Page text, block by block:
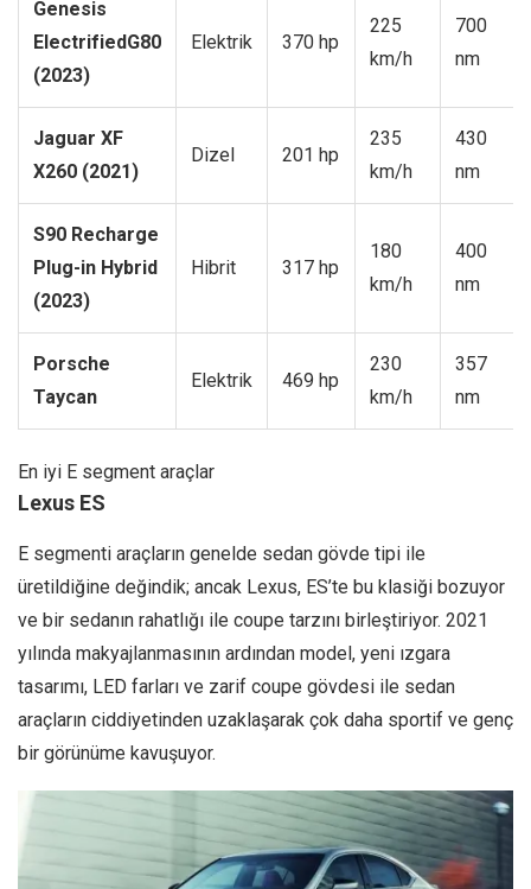
Genesis
ElectrifiedG80
(2023)
Elektrik 370 hp
225
km/h
700
nm
Jaguar XF
X260 (2021)
Dizel 201 hp
235
km/h
430
nm
S90 Recharge
Plug-in Hybrid
(2023)
Hibrit 317 hp
180
km/h
400
nm
Porsche
Taycan
Elektrik 469 hp
230
km/h
357
nm
En iyi E segment araçlar
Lexus ES
E segmenti araçların genelde sedan gövde tipi ile
üretildiğine değindik; ancak Lexus, ES’te bu klasiği bozuyor
ve bir sedanın rahatlığı ile coupe tarzını birleştiriyor. 2021
yılında makyajlanmasının ardından model, yeni ızgara
tasarımı, LED farları ve zarif coupe gövdesi ile sedan
araçların ciddiyetinden uzaklaşarak çok daha sportif ve genç
bir görünüme kavuşuyor.